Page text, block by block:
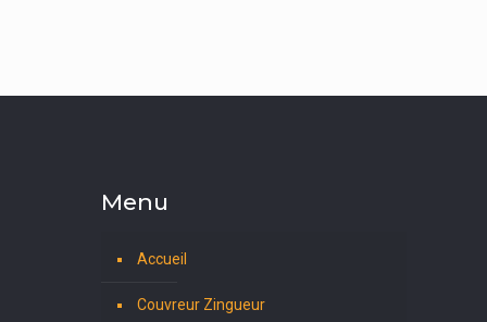
Menu
Accueil
Couvreur Zingueur